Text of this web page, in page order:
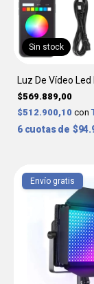
Sin stock
Luz De Vídeo
$569.889,00
$512.900,10 con
6
Envío gratis